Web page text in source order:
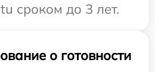
сроком до 3 лет.
о готовности